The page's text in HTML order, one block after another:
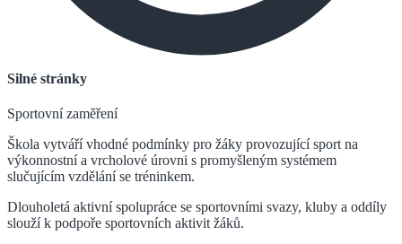
Silné stránky
Sportovní zaměření
Škola vytváří vhodné podmínky pro žáky provozující sport na
výkonnostní a vrcholové úrovni s promyšleným systémem
slučujícím vzdělání se tréninkem.
Dlouholetá aktivní spolupráce se sportovními svazy, kluby a oddíly
slouží k podpoře sportovních aktivit žáků.